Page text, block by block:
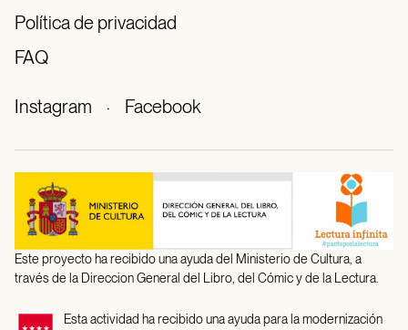
Política de privacidad
FAQ
Instagram · Facebook
Este proyecto ha recibido una ayuda del Ministerio de Cultura, a
través de la Direccion General del Libro, del Cómic y de la Lectura.
Esta actividad ha recibido una ayuda para la modernización